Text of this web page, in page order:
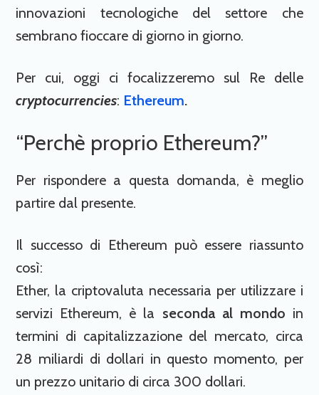
innovazioni tecnologiche del settore che
sembrano fioccare di giorno in giorno.
Per cui, oggi ci focalizzeremo sul Re delle
cryptocurrencies: Ethereum.
“Perchè proprio Ethereum?”
Per rispondere a questa domanda, è meglio
partire dal presente.
Il successo di Ethereum può essere riassunto
così:
Ether, la criptovaluta necessaria per utilizzare i
servizi Ethereum, è la seconda al mondo in
termini di capitalizzazione del mercato, circa
28 miliardi di dollari in questo momento, per
un prezzo unitario di circa 300 dollari.